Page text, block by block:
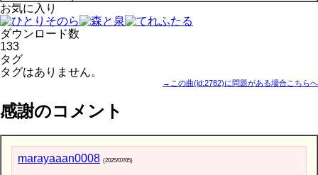
お気に入り
ダウンロード数
133
タグ
タグはありません。
→この曲(id:2782)に問題がある場合こちらへ
感謝のコメント
marayaaan0008 (2025/07/05)